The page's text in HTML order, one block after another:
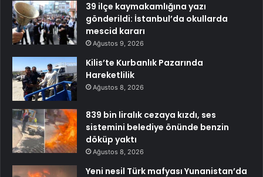
39 ilçe kaymakamlığına yazı
gönderildi: İstanbul’da okullarda
mescid kararı
Ağustos 9, 2026
Kilis’te Kurbanlık Pazarında
Hareketlilik
Ağustos 8, 2026
839 bin liralık cezaya kızdı, ses
sistemini belediye önünde benzin
döküp yaktı
Ağustos 8, 2026
Yeni nesil Türk mafyası Yunanistan’da